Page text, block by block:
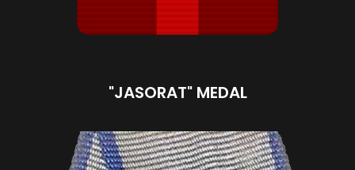
"JASORAT" MEDAL